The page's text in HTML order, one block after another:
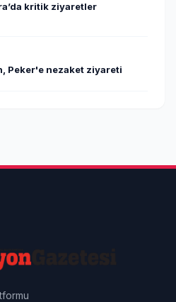
kritik ziyaretler
Peker'e nezaket ziyareti